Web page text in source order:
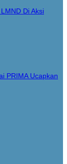
Di Aksi
PRIMA Ucapkan